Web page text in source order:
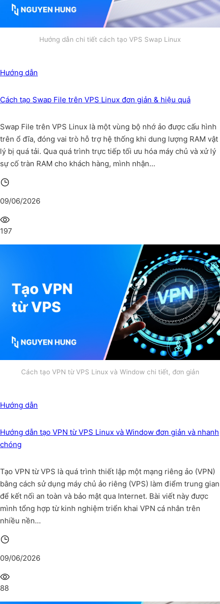
Hướng dẫn chi tiết cách tạo VPS Swap Linux
Hướng dẫn
Cách tạo Swap File trên VPS Linux đơn giản & hiệu quả
Swap File trên VPS Linux là một vùng bộ nhớ ảo được cấu hình
trên ổ đĩa, đóng vai trò hỗ trợ hệ thống khi dung lượng RAM vật
lý bị quá tải. Qua quá trình trực tiếp tối ưu hóa máy chủ và xử lý
sự cố tràn RAM cho khách hàng, mình nhận…
09/06/2026
197
Cách tạo VPN từ VPS Linux và Window chi tiết, đơn giản
Hướng dẫn
Hướng dẫn tạo VPN từ VPS Linux và Window đơn giản và nhanh
chóng
Tạo VPN từ VPS là quá trình thiết lập một mạng riêng ảo (VPN)
bằng cách sử dụng máy chủ ảo riêng (VPS) làm điểm trung gian
để kết nối an toàn và bảo mật qua Internet. Bài viết này được
mình tổng hợp từ kinh nghiệm triển khai VPN cá nhân trên
nhiều nền…
09/06/2026
88